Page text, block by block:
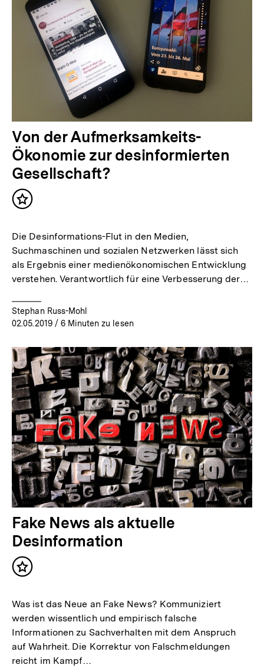
Von der Aufmerksamkeits-
Ökonomie zur desinformierten
Gesellschaft?
Inhalt
Die Desinformations-Flut in den Medien,
Suchmaschinen und sozialen Netzwerken lässt sich
als Ergebnis einer medienökonomischen Entwicklung
verstehen. Verantwortlich für eine Verbesserung der…
Stephan Russ-Mohl
02.05.2019/ 6 Minuten zu lesen
Fake News als aktuelle
Desinformation
Inhalt
Was ist das Neue an Fake News? Kommuniziert
werden wissentlich und empirisch falsche
Informationen zu Sachverhalten mit dem Anspruch
auf Wahrheit. Die Korrektur von Falschmeldungen
reicht im Kampf…